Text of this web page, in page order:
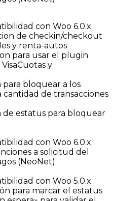
con Woo 6.0.x
de checkin/checkout
y renta-autos
para usar el plugin
y
para bloquear a los
cantidad de transacciones
de estatus para bloquear
con Woo 6.0.x
a solicitud del
(NeoNet)
con Woo 5.0.x
para marcar el estatus